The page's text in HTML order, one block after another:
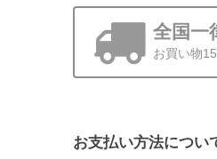
全国一
お買い物
お支払い方法につい